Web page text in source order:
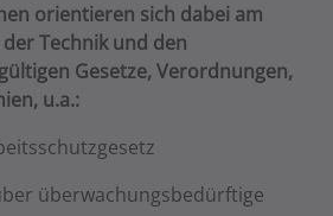
orientieren sich dabei am
Technik und den
Gesetze, Verordnungen,
u.a.:
überwachungsbedürftige